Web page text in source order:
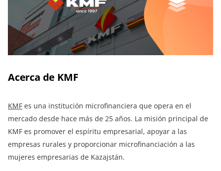
Acerca de KMF
KMF es una institución microfinanciera que opera en el
mercado desde hace más de 25 años. La misión principal de
KMF es promover el espíritu empresarial, apoyar a las
empresas rurales y proporcionar microfinanciación a las
mujeres empresarias de Kazajstán.